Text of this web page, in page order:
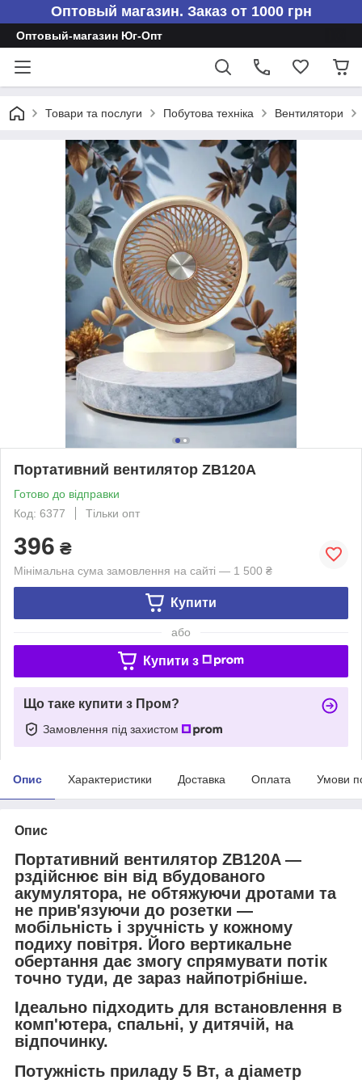
Оптовый магазин. Заказ от 1000 грн
Оптовый-магазин Юг-Опт
Товари та послуги Побутова техніка Вентилятори
Портативний вентилятор ZB120A
Готово до відправки
Код: 6377
Тільки опт
396 ₴
Мінімальна сума замовлення на сайті — 1 500 ₴
Купити
або
Купити з
Що таке купити з Пром?
Замовлення під захистом
Опис Характеристики Доставка Оплата Умови
Опис
Портативний вентилятор ZB120A —
рздійснює він від вбудованого
акумулятора, не обтяжуючи дротами та
не прив'язуючи до розетки —
мобільність і зручність у кожному
подиху повітря. Його вертикальне
обертання дає змогу спрямувати потік
точно туди, де зараз найпотрібніше.
Ідеально підходить для встановлення в
комп'ютера, спальні, у дитячій, на
відпочинку.
Потужність приладу 5 Вт, а діаметр